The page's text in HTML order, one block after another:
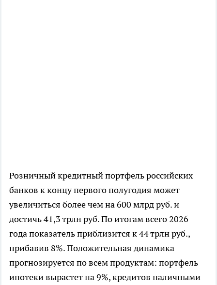
Розничный кредитный портфель российских
банков к концу первого полугодия может
увеличиться более чем на 600 млрд руб. и
достичь 41,3 трлн руб. По итогам всего 2026
года показатель приблизится к 44 трлн руб.,
прибавив 8%. Положительная динамика
прогнозируется по всем продуктам: портфель
ипотеки вырастет на 9%, кредитов наличными